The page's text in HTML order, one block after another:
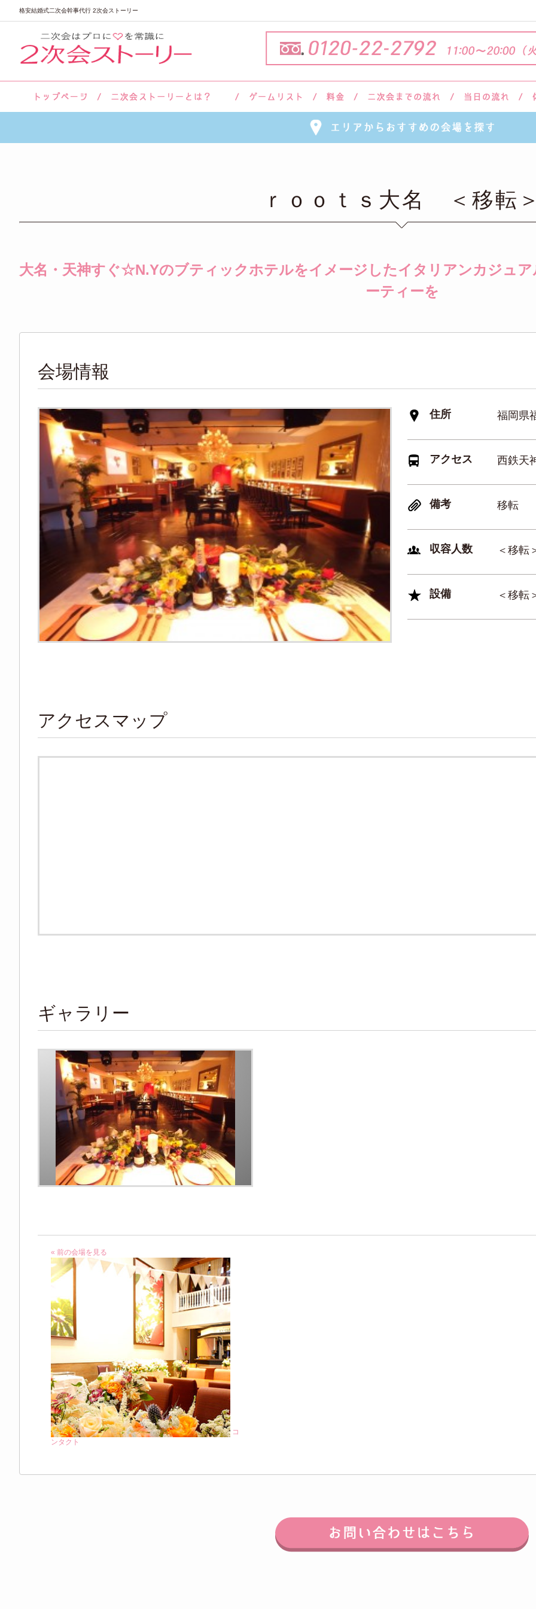
格安結婚式二次会幹事代行 2次会ストーリー
ｒｏｏｔｓ大名 ＜移転
大名・天神すぐ☆N.Yのブティックホテルをイメージしたイタリアンカジュ
ーティーを
会場情報
住所 福岡県
アクセス 西鉄天
備考 移転
収容人数 ＜移転
設備 ＜移転
アクセスマップ
ギャラリー
« 前の会場を見る
コ
ンタクト